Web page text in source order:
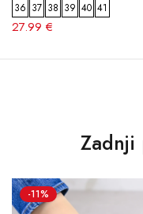
36 37 38 39 40 41
27.99 €
-11%